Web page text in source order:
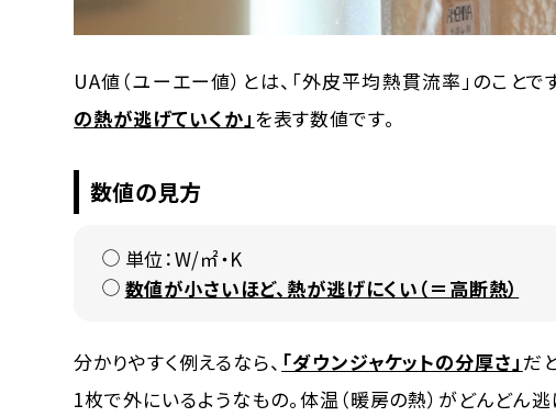
UA値（ユーエー値）とは、「外皮平均熱貫流率」のことで
の熱が逃げていくか」 を表す数値です。
数値の見方
単位：W/㎡・K
数値が小さいほど、熱が逃げにくい（＝高断熱）
分かりやすく例えるなら、 「ダウンジャケットの分厚さ」 だ
1枚で外にいるようなもの。体温（暖房の熱）がどんどん